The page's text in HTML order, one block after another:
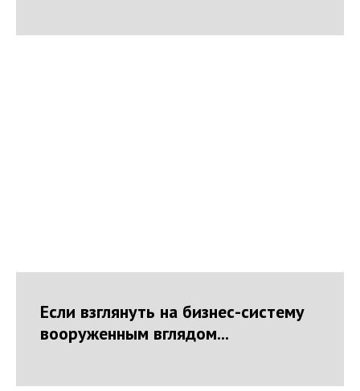
Если взглянуть на бизнес-систему
вооруженным вглядом...